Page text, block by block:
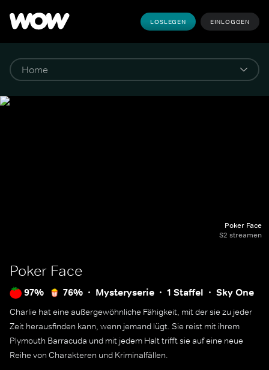
LOSLEGEN EINLOGGEN
Poker Face
S2 streamen
Poker Face
97% 76% Mysteryserie 1 Staffel Sky One
Charlie hat eine außergewöhnliche Fähigkeit, mit der sie zu jeder
Zeit herausfinden kann, wenn jemand lügt. Sie reist mit ihrem
Plymouth Barracuda und mit jedem Halt trifft sie auf eine neue
Reihe von Charakteren und Kriminalfällen.